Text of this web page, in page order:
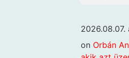
2026.08.07.
on Orbán